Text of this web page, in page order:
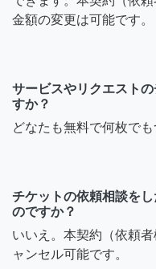
金額の変更は可能です。
サービスやリクエスト
すか？
どなたも無料で何枚で
チケットの依頼相談を
のですか？
いいえ。本契約（依頼
ャンセル可能です。